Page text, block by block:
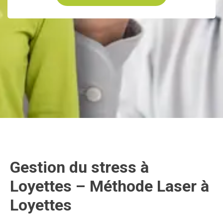
Gestion du stress à
Loyettes – Méthode Laser à
Loyettes